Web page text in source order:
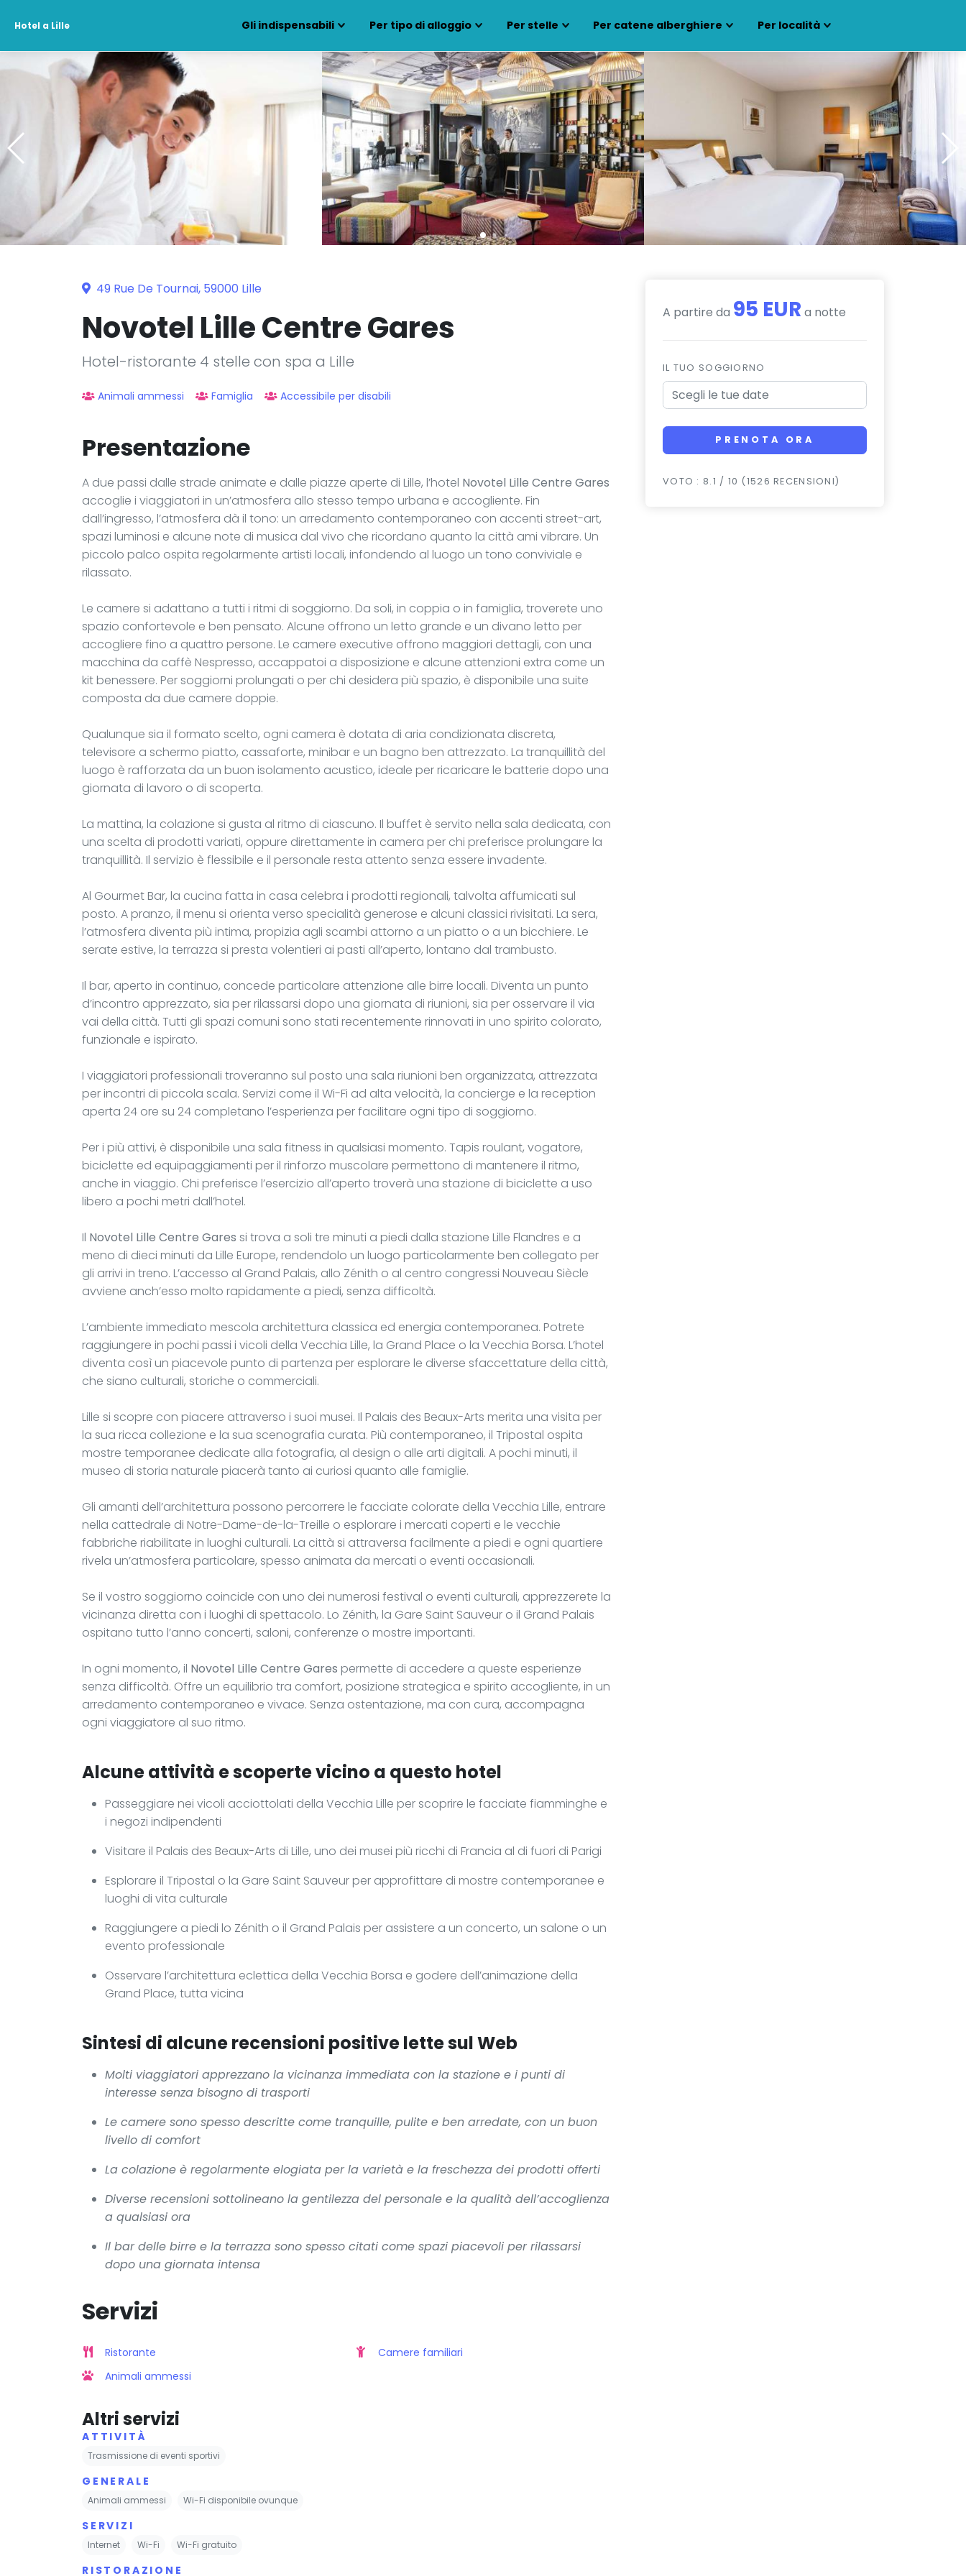
Hotel a Lille Gli indispensabili Per tipo di alloggio Per stelle Per catene alberghiere Per località
49 Rue De Tournai, 59000 Lille
Novotel Lille Centre Gares
Hotel-ristorante 4 stelle con spa a Lille
Animali ammessi Famiglia Accessibile per disabili
Presentazione
A due passi dalle strade animate e dalle piazze aperte di Lille, l’hotel Novotel Lille Centre Gares
accoglie i viaggiatori in un’atmosfera allo stesso tempo urbana e accogliente. Fin
dall’ingresso, l’atmosfera dà il tono: un arredamento contemporaneo con accenti street-art,
spazi luminosi e alcune note di musica dal vivo che ricordano quanto la città ami vibrare. Un
piccolo palco ospita regolarmente artisti locali, infondendo al luogo un tono conviviale e
rilassato.
Le camere si adattano a tutti i ritmi di soggiorno. Da soli, in coppia o in famiglia, troverete uno
spazio confortevole e ben pensato. Alcune offrono un letto grande e un divano letto per
accogliere fino a quattro persone. Le camere executive offrono maggiori dettagli, con una
macchina da caffè Nespresso, accappatoi a disposizione e alcune attenzioni extra come un
kit benessere. Per soggiorni prolungati o per chi desidera più spazio, è disponibile una suite
composta da due camere doppie.
Qualunque sia il formato scelto, ogni camera è dotata di aria condizionata discreta,
televisore a schermo piatto, cassaforte, minibar e un bagno ben attrezzato. La tranquillità del
luogo è rafforzata da un buon isolamento acustico, ideale per ricaricare le batterie dopo una
giornata di lavoro o di scoperta.
La mattina, la colazione si gusta al ritmo di ciascuno. Il buffet è servito nella sala dedicata, con
una scelta di prodotti variati, oppure direttamente in camera per chi preferisce prolungare la
tranquillità. Il servizio è flessibile e il personale resta attento senza essere invadente.
Al Gourmet Bar, la cucina fatta in casa celebra i prodotti regionali, talvolta affumicati sul
posto. A pranzo, il menu si orienta verso specialità generose e alcuni classici rivisitati. La sera,
l’atmosfera diventa più intima, propizia agli scambi attorno a un piatto o a un bicchiere. Le
serate estive, la terrazza si presta volentieri ai pasti all’aperto, lontano dal trambusto.
Il bar, aperto in continuo, concede particolare attenzione alle birre locali. Diventa un punto
d’incontro apprezzato, sia per rilassarsi dopo una giornata di riunioni, sia per osservare il via
vai della città. Tutti gli spazi comuni sono stati recentemente rinnovati in uno spirito colorato,
funzionale e ispirato.
I viaggiatori professionali troveranno sul posto una sala riunioni ben organizzata, attrezzata
per incontri di piccola scala. Servizi come il Wi-Fi ad alta velocità, la concierge e la reception
aperta 24 ore su 24 completano l’esperienza per facilitare ogni tipo di soggiorno.
Per i più attivi, è disponibile una sala fitness in qualsiasi momento. Tapis roulant, vogatore,
biciclette ed equipaggiamenti per il rinforzo muscolare permettono di mantenere il ritmo,
anche in viaggio. Chi preferisce l’esercizio all’aperto troverà una stazione di biciclette a uso
libero a pochi metri dall’hotel.
Il Novotel Lille Centre Gares si trova a soli tre minuti a piedi dalla stazione Lille Flandres e a
meno di dieci minuti da Lille Europe, rendendolo un luogo particolarmente ben collegato per
gli arrivi in treno. L’accesso al Grand Palais, allo Zénith o al centro congressi Nouveau Siècle
avviene anch’esso molto rapidamente a piedi, senza difficoltà.
L’ambiente immediato mescola architettura classica ed energia contemporanea. Potrete
raggiungere in pochi passi i vicoli della Vecchia Lille, la Grand Place o la Vecchia Borsa. L’hotel
diventa così un piacevole punto di partenza per esplorare le diverse sfaccettature della città,
che siano culturali, storiche o commerciali.
Lille si scopre con piacere attraverso i suoi musei. Il Palais des Beaux-Arts merita una visita per
la sua ricca collezione e la sua scenografia curata. Più contemporaneo, il Tripostal ospita
mostre temporanee dedicate alla fotografia, al design o alle arti digitali. A pochi minuti, il
museo di storia naturale piacerà tanto ai curiosi quanto alle famiglie.
Gli amanti dell’architettura possono percorrere le facciate colorate della Vecchia Lille, entrare
nella cattedrale di Notre-Dame-de-la-Treille o esplorare i mercati coperti e le vecchie
fabbriche riabilitate in luoghi culturali. La città si attraversa facilmente a piedi e ogni quartiere
rivela un’atmosfera particolare, spesso animata da mercati o eventi occasionali.
Se il vostro soggiorno coincide con uno dei numerosi festival o eventi culturali, apprezzerete la
vicinanza diretta con i luoghi di spettacolo. Lo Zénith, la Gare Saint Sauveur o il Grand Palais
ospitano tutto l’anno concerti, saloni, conferenze o mostre importanti.
In ogni momento, il Novotel Lille Centre Gares permette di accedere a queste esperienze
senza difficoltà. Offre un equilibrio tra comfort, posizione strategica e spirito accogliente, in un
arredamento contemporaneo e vivace. Senza ostentazione, ma con cura, accompagna
ogni viaggiatore al suo ritmo.
Alcune attività e scoperte vicino a questo hotel
Passeggiare nei vicoli acciottolati della Vecchia Lille per scoprire le facciate fiamminghe e
i negozi indipendenti
Visitare il Palais des Beaux-Arts di Lille, uno dei musei più ricchi di Francia al di fuori di Parigi
Esplorare il Tripostal o la Gare Saint Sauveur per approfittare di mostre contemporanee e
luoghi di vita culturale
Raggiungere a piedi lo Zénith o il Grand Palais per assistere a un concerto, un salone o un
evento professionale
Osservare l’architettura eclettica della Vecchia Borsa e godere dell’animazione della
Grand Place, tutta vicina
Sintesi di alcune recensioni positive lette sul Web
Molti viaggiatori apprezzano la vicinanza immediata con la stazione e i punti di
interesse senza bisogno di trasporti
Le camere sono spesso descritte come tranquille, pulite e ben arredate, con un buon
livello di comfort
La colazione è regolarmente elogiata per la varietà e la freschezza dei prodotti offerti
Diverse recensioni sottolineano la gentilezza del personale e la qualità dell’accoglienza
a qualsiasi ora
Il bar delle birre e la terrazza sono spesso citati come spazi piacevoli per rilassarsi
dopo una giornata intensa
Servizi
Ristorante
Animali ammessi
Camere familiari
Altri servizi
ATTIVITÀ
Trasmissione di eventi sportivi
GENERALE
Animali ammessi Wi-Fi disponibile ovunque
SERVIZI
Internet Wi-Fi Wi-Fi gratuito
RISTORAZIONE
A partire da 95 EUR a notte
IL TUO SOGGIORNO
PRENOTA ORA
VOTO : 8.1 / 10 (1526 RECENSIONI)